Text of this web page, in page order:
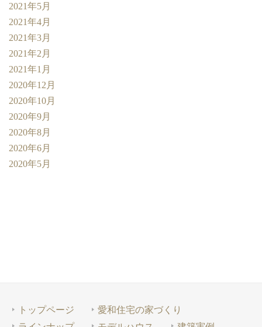
2021年5月
2021年4月
2021年3月
2021年2月
2021年1月
2020年12月
2020年10月
2020年9月
2020年8月
2020年6月
2020年5月
トップページ
愛和住宅の家づくり